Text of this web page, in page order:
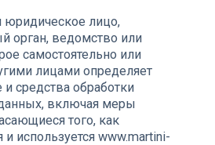
юридическое лицо,
орган, ведомство или
самостоятельно или
лицами определяет
и средства обработки
включая меры
того, как
и используется www.martini-